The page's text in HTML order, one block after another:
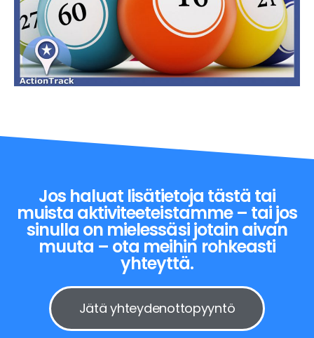
Jos haluat lisätietoja tästä tai
muista aktiviteeteistamme – tai jos
sinulla on mielessäsi jotain aivan
muuta – ota meihin rohkeasti
yhteyttä.
Jätä yhteydenottopyyntö